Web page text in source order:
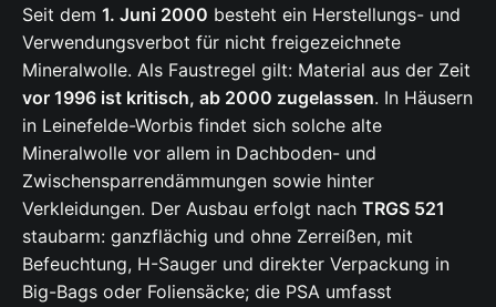
Seit dem 1. Juni 2000 besteht ein Herstellungs- und
Verwendungsverbot für nicht freigezeichnete
Mineralwolle. Als Faustregel gilt: Material aus der Zeit
vor 1996 ist kritisch, ab 2000 zugelassen. In Häusern
in Leinefelde-Worbis findet sich solche alte
Mineralwolle vor allem in Dachboden- und
Zwischensparrendämmungen sowie hinter
Verkleidungen. Der Ausbau erfolgt nach TRGS 521
staubarm: ganzflächig und ohne Zerreißen, mit
Befeuchtung, H-Sauger und direkter Verpackung in
Big-Bags oder Foliensäcke; die PSA umfasst